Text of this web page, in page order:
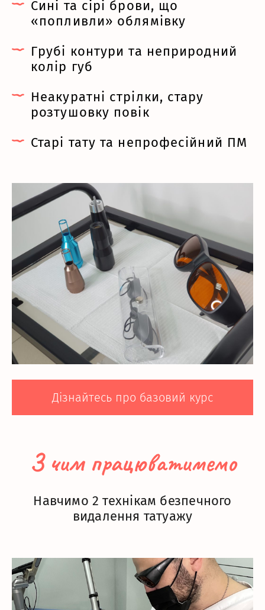
Сині та сірі брови, що
«попливли» облямівку
Грубі контури та неприродний
колір губ
Неакуратні стрілки, стару
розтушовку повік
Старі тату та непрофесійний ПМ
Дізнайтесь про базовий курс
З чим працюватимемо
Навчимо 2 технікам безпечного
видалення татуажу